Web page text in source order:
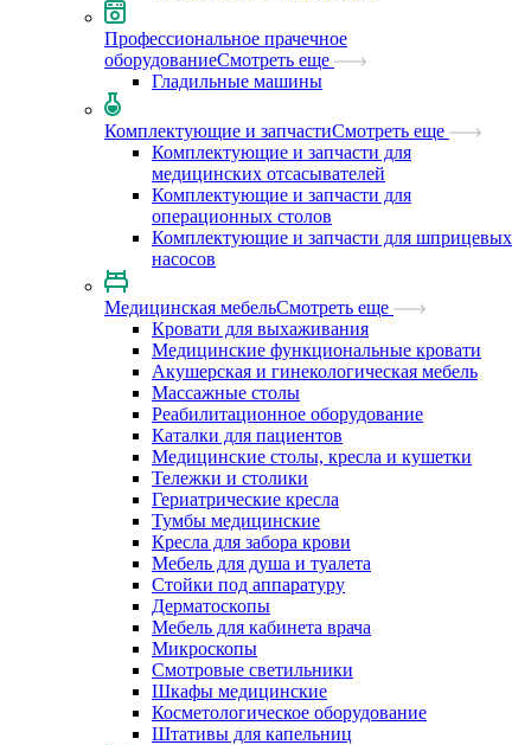
Профессиональное прачечное
оборудованиеСмотреть еще
Гладильные машины
Комплектующие и запчастиСмотреть еще
Комплектующие и запчасти для
медицинских отсасывателей
Комплектующие и запчасти для
операционных столов
Комплектующие и запчасти для шприцевых
насосов
Медицинская мебельСмотреть еще
Кровати для выхаживания
Медицинские функциональные кровати
Акушерская и гинекологическая мебель
Массажные столы
Реабилитационное оборудование
Каталки для пациентов
Медицинские столы, кресла и кушетки
Тележки и столики
Гериатрические кресла
Тумбы медицинские
Кресла для забора крови
Мебель для душа и туалета
Стойки под аппаратуру
Дерматоскопы
Мебель для кабинета врача
Микроскопы
Смотровые светильники
Шкафы медицинские
Косметологическое оборудование
Штативы для капельниц